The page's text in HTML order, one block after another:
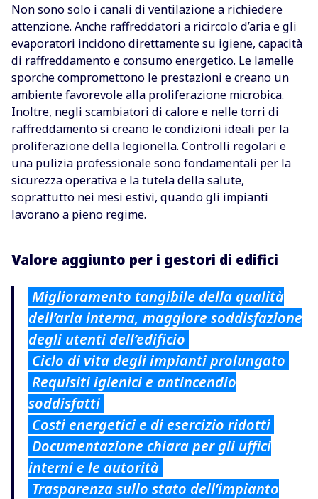
Non sono solo i canali di ventilazione a richiedere
attenzione. Anche raffreddatori a ricircolo d’aria e gli
evaporatori incidono direttamente su igiene, capacità
di raffreddamento e consumo energetico. Le lamelle
sporche compromettono le prestazioni e creano un
ambiente favorevole alla proliferazione microbica.
Inoltre, negli scambiatori di calore e nelle torri di
raffreddamento si creano le condizioni ideali per la
proliferazione della legionella. Controlli regolari e
una pulizia professionale sono fondamentali per la
sicurezza operativa e la tutela della salute,
soprattutto nei mesi estivi, quando gli impianti
lavorano a pieno regime.
Valore aggiunto per i gestori di edifici
Miglioramento tangibile della qualità
dell’aria interna, maggiore soddisfazione
degli utenti dell’edificio
Ciclo di vita degli impianti prolungato
Requisiti igienici e antincendio
soddisfatti
Costi energetici e di esercizio ridotti
Documentazione chiara per gli uffici
interni e le autorità
Trasparenza sullo stato dell’impianto